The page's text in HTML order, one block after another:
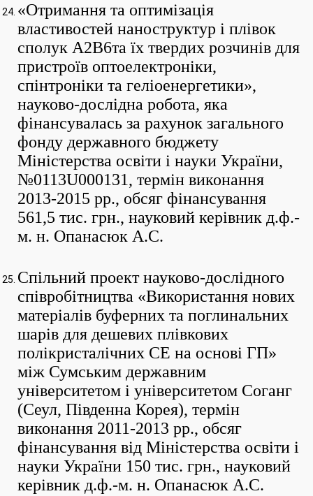
«Отримання та оптимізація
властивостей наноструктур і плівок
сполук А2В6та їх твердих розчинів для
пристроїв оптоелектроніки,
спінтроніки та геліоенергетики»,
науково-дослідна робота, яка
фінансувалась за рахунок загального
фонду державного бюджету
Міністерства освіти і науки України,
№0113U000131, термін виконання
2013-2015 рр., обсяг фінансування
561,5 тис. грн., науковий керівник д.ф.-
м. н. Опанасюк А.С.
Спільний проект науково-дослідного
співробітництва «Використання нових
матеріалів буферних та поглинальних
шарів для дешевих плівкових
полікристалічних СЕ на основі ГП»
між Сумським державним
університетом і університетом Соганг
(Сеул, Південна Корея), термін
виконання 2011-2013 рр., обсяг
фінансування від Міністерства освіти і
науки України 150 тис. грн., науковий
керівник д.ф.-м. н. Опанасюк А.С.